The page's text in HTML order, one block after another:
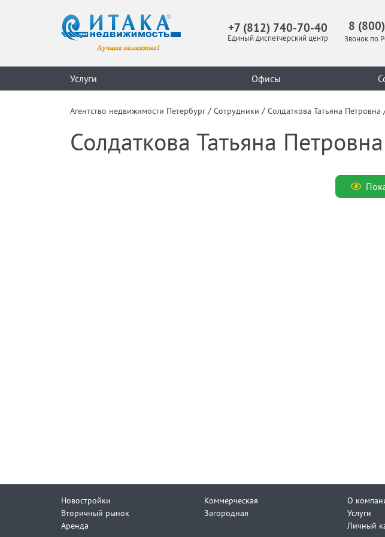
+7 (812) 740-70-40
Единый диспетчерский центр
8
Звонок по
Услуги Офисы
Агентство недвижимости Петербург / Сотрудники / Солдаткова Татьяна Петровна
Солдаткова Татьяна
Новостройки
Вторичный рынок
Аренда
Коммерческая
Загородная
О
Услуги
Личный